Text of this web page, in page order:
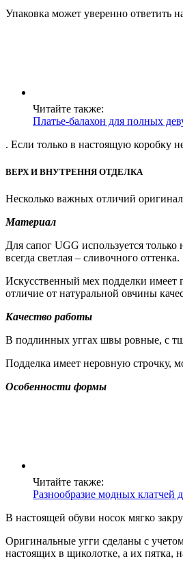
Упаковка может уверенно ответить
Читайте также:
Платье-балахон для полных
. Если только в настоящую коробку
ВЕРХ И ВНУТРЕННЯ ОТДЕЛКА
Несколько важных отличий
Материал
Для сапог UGG используется
всегда светлая – сливочного оттенка.
Искусственный мех подделки имеет
отличие от натуральной овчины
Качество работы
В подлинных уггах швы ровные, с
Подделка имеет неровную строчку,
Особенности формы
Читайте также:
Разнообразие модных клатчей
В настоящей обуви носок мягко
Оригинальные угги сделаны с
настоящих в щиколотке, а их пятка,